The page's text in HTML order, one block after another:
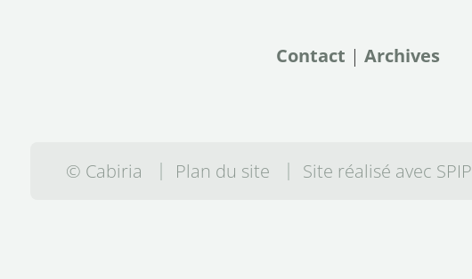
Contact | Archives
© Cabiria Plan du site Site réalisé avec SPIP